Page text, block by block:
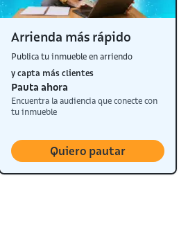
Arrienda más rápido
Publica tu inmueble en arriendo
y capta más clientes
Pauta ahora
Encuentra la audiencia que conecte con
tu inmueble
Quiero pautar